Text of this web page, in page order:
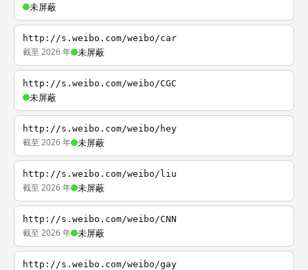
未屏蔽
http://s.weibo.com/weibo/car
截至 2026 年 未屏蔽
http://s.weibo.com/weibo/CGC
未屏蔽
http://s.weibo.com/weibo/hey
截至 2026 年 未屏蔽
http://s.weibo.com/weibo/liu
截至 2026 年 未屏蔽
http://s.weibo.com/weibo/CNN
截至 2026 年 未屏蔽
http://s.weibo.com/weibo/gay